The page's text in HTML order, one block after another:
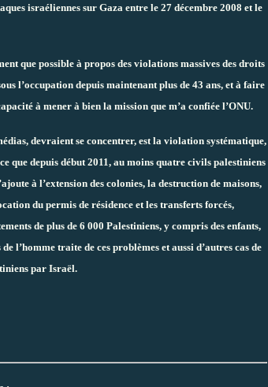
israéliennes sur Gaza entre le 27 décembre 2008 et le
que possible à propos des violations massives des droits
l’occupation depuis maintenant plus de 43 ans, et à faire
à mener à bien la mission que m’a confiée l’ONU.
devraient se concentrer, est la violation systématique,
que depuis début 2011, au moins quatre civils palestiniens
à l’extension des colonies, la destruction de maisons,
du permis de résidence et les transferts forcés,
de plus de 6 000 Palestiniens, y compris des enfants,
l’homme traite de ces problèmes et aussi d’autres cas de
par Israël.